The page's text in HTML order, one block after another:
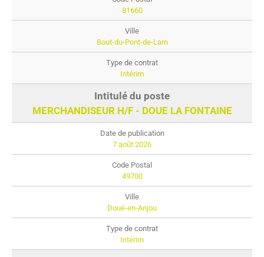
81660
Bout-du-Pont-de-Larn
Intérim
MERCHANDISEUR H/F - DOUE LA FONTAINE
7 août 2026
49700
Doué-en-Anjou
Intérim